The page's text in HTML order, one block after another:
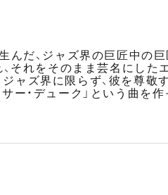
んだ、ジャズ界の巨匠中
、それをそのまま芸名にし
ャズ界に限らず、彼を尊
ー・デューク」という曲を作